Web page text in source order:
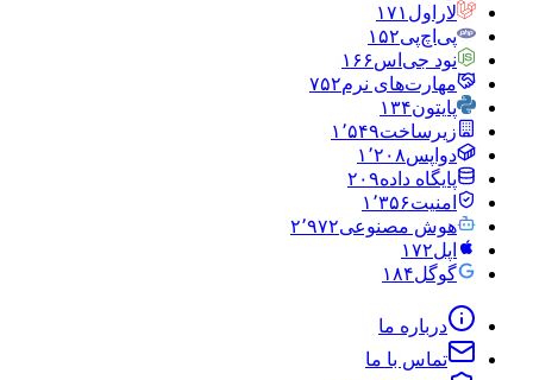
لاراول ۱۷۱
پی‌اچ‌پی۱۵۲
نود جی‌اس۱۶۶
مهارت‌های نرم۷۵۲
پایتون۱۳۴
زیرساخت۱٬۵۴۹
دواپس۱٬۲۰۸
پایگاه داده۲۰۹
امنیت۱٬۳۵۶
هوش مصنوعی۲٬۹۷۲
اپل۱۷۲
گوگل۱۸۴
درباره ما
تماس با ما